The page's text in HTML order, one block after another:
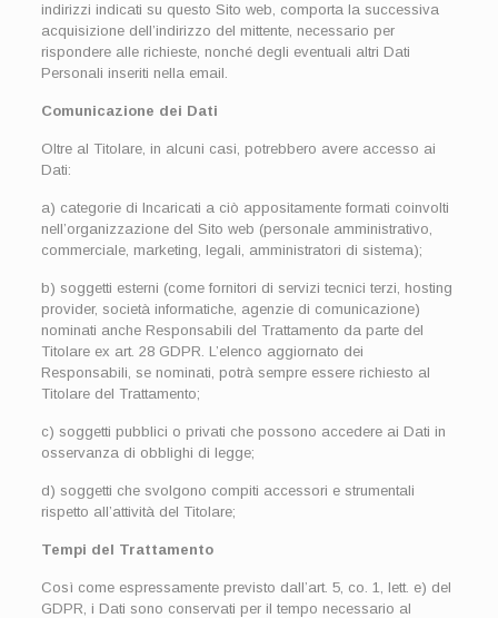
indirizzi indicati su questo Sito web, comporta la successiva
acquisizione dell’indirizzo del mittente, necessario per
rispondere alle richieste, nonché degli eventuali altri Dati
Personali inseriti nella email.
Comunicazione dei Dati
Oltre al Titolare, in alcuni casi, potrebbero avere accesso ai
Dati:
a) categorie di Incaricati a ciò appositamente formati coinvolti
nell’organizzazione del Sito web (personale amministrativo,
commerciale, marketing, legali, amministratori di sistema);
b) soggetti esterni (come fornitori di servizi tecnici terzi, hosting
provider, società informatiche, agenzie di comunicazione)
nominati anche Responsabili del Trattamento da parte del
Titolare ex art. 28 GDPR. L’elenco aggiornato dei
Responsabili, se nominati, potrà sempre essere richiesto al
Titolare del Trattamento;
c) soggetti pubblici o privati che possono accedere ai Dati in
osservanza di obblighi di legge;
d) soggetti che svolgono compiti accessori e strumentali
rispetto all’attività del Titolare;
Tempi del Trattamento
Così come espressamente previsto dall’art. 5, co. 1, lett. e) del
GDPR, i Dati sono conservati per il tempo necessario al